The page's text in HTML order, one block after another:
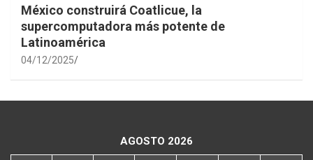
México construirá Coatlicue, la
supercomputadora más potente de
Latinoamérica
04/12/2025
AGOSTO 2026